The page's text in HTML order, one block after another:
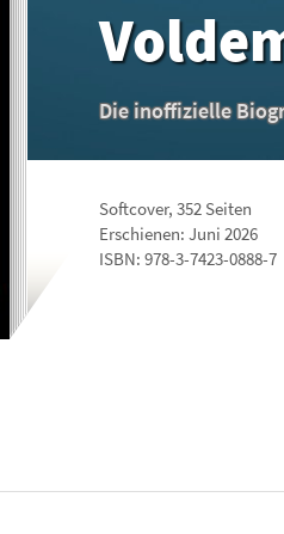
Die inoffizielle
Softcover, 352 Seiten
Erschienen: Juni 2026
ISBN: 978-3-7423-0888-7